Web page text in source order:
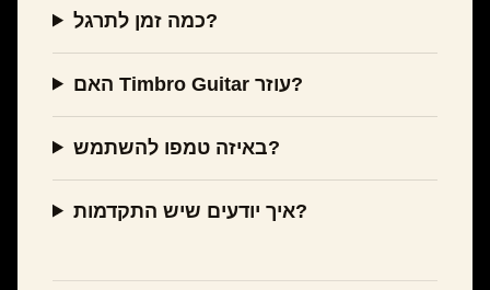
כמה זמן לתרגל?
האם Timbro Guitar עוזר?
באיזה טמפו להשתמש?
איך יודעים שיש התקדמות?